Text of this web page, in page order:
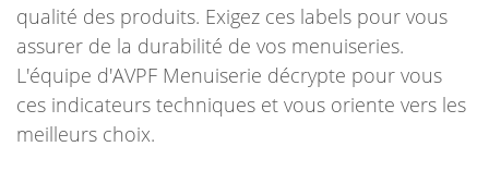
qualité des produits. Exigez ces labels pour vous
assurer de la durabilité de vos menuiseries.
L'équipe d'AVPF Menuiserie décrypte pour vous
ces indicateurs techniques et vous oriente vers les
meilleurs choix.